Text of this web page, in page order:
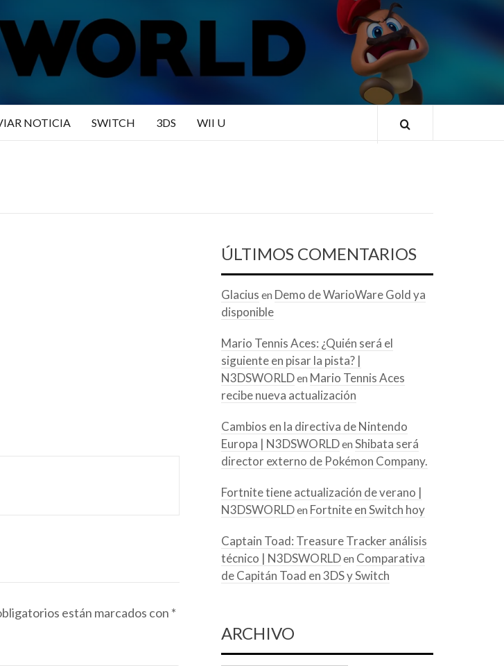
N3DSWORLD
NOTICIA SWITCH 3DS WII U
están marcados con *
ÚLTIMOS COMENTARIOS
Glacius en Demo de WarioWare Gold ya
disponible
Mario Tennis Aces: ¿Quién será el
siguiente en pisar la pista? |
N3DSWORLDen Mario Tennis Aces
recibe nueva actualización
Cambios en la directiva de Nintendo
Europa | N3DSWORLDen Shibata será
director externo de Pokémon Company.
Fortnite tiene actualización de verano |
N3DSWORLDen Fortnite en Switch hoy
Captain Toad: Treasure Tracker análisis
técnico | N3DSWORLDen Comparativa
de Capitán Toad en 3DS y Switch
ARCHIVO